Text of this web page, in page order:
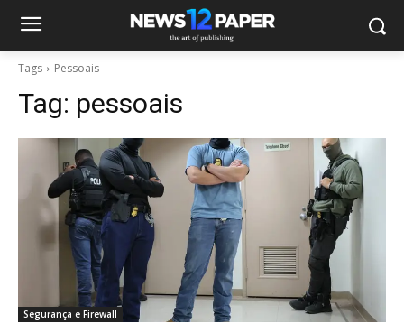
Tags Pessoais
Tag: pessoais
Segurança e Firewall